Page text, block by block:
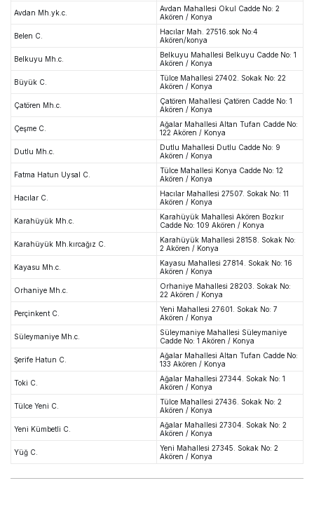
Avdan Mh.yk.c.
Avdan Mahallesi Okul Cadde No: 2
Akören / Konya
Belen C.
Hacılar Mah. 27516.sok No:4
Akören/konya
Belkuyu Mh.c.
Belkuyu Mahallesi Belkuyu Cadde No: 1
Akören / Konya
Büyük C.
Tülce Mahallesi 27402. Sokak No: 22
Akören / Konya
Çatören Mh.c.
Çatören Mahallesi Çatören Cadde No: 1
Akören / Konya
Çeşme C.
Ağalar Mahallesi Altan Tufan Cadde No:
122 Akören / Konya
Dutlu Mh.c.
Dutlu Mahallesi Dutlu Cadde No: 9
Akören / Konya
Fatma Hatun Uysal C.
Tülce Mahallesi Konya Cadde No: 12
Akören / Konya
Hacılar C.
Hacılar Mahallesi 27507. Sokak No: 11
Akören / Konya
Karahüyük Mh.c.
Karahüyük Mahallesi Akören Bozkır
Cadde No: 109 Akören / Konya
Karahüyük Mh.kırcağız C.
Karahüyük Mahallesi 28158. Sokak No:
2 Akören / Konya
Kayasu Mh.c.
Kayasu Mahallesi 27814. Sokak No: 16
Akören / Konya
Orhaniye Mh.c.
Orhaniye Mahallesi 28203. Sokak No:
22 Akören / Konya
Perçinkent C.
Yeni Mahallesi 27601. Sokak No: 7
Akören / Konya
Süleymaniye Mh.c.
Süleymaniye Mahallesi Süleymaniye
Cadde No: 1 Akören / Konya
Şerife Hatun C.
Ağalar Mahallesi Altan Tufan Cadde No:
133 Akören / Konya
Toki C.
Ağalar Mahallesi 27344. Sokak No: 1
Akören / Konya
Tülce Yeni C.
Tülce Mahallesi 27436. Sokak No: 2
Akören / Konya
Yeni Kümbetli C.
Ağalar Mahallesi 27304. Sokak No: 2
Akören / Konya
Yüğ C.
Yeni Mahallesi 27345. Sokak No: 2
Akören / Konya